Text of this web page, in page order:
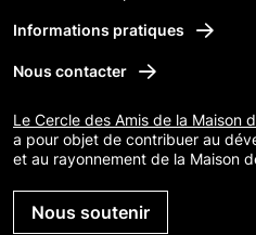
Informations pratiques
Nous contacter
Le Cercle des Amis de la Maison
a pour objet de contribuer au
et au rayonnement de la Maison
Nous soutenir